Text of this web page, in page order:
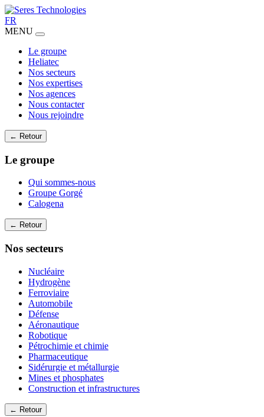
FR
MENU
Le groupe
Heliatec
Nos secteurs
Nos expertises
Nos agences
Nous contacter
Nous rejoindre
← Retour
Le groupe
Qui sommes-nous
Groupe Gorgé
Calogena
← Retour
Nos secteurs
Nucléaire
Hydrogène
Ferroviaire
Automobile
Défense
Aéronautique
Robotique
Pétrochimie et chimie
Pharmaceutique
Sidérurgie et métallurgie
Mines et phosphates
Construction et infrastructures
← Retour